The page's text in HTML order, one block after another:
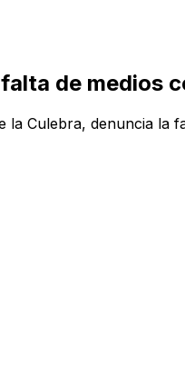
de medios
la Culebra, denuncia la